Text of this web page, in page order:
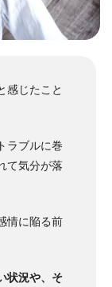
感じたこと
ラブルに巻
て気分が落
情に陥る前
状況や、そ